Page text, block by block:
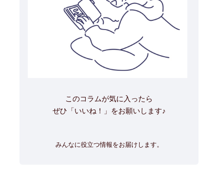
このコラムが気に入ったら
ぜひ「いいね！」をお願いします♪
みんなに役立つ情報をお届けします。